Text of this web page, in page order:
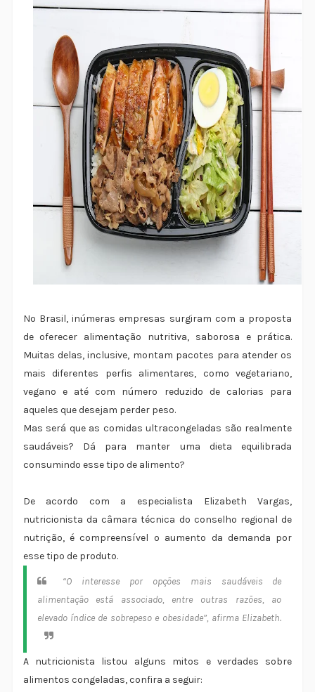
No Brasil, inúmeras empresas surgiram com a proposta
de oferecer alimentação nutritiva, saborosa e prática.
Muitas delas, inclusive, montam pacotes para atender os
mais diferentes perfis alimentares, como vegetariano,
vegano e até com número reduzido de calorias para
aqueles que desejam perder peso.
Mas será que as comidas ultracongeladas são realmente
saudáveis? Dá para manter uma dieta equilibrada
consumindo esse tipo de alimento?
De acordo com a especialista Elizabeth Vargas,
nutricionista da câmara técnica do conselho regional de
nutrição, é compreensível o aumento da demanda por
esse tipo de produto.
“O interesse por opções mais saudáveis de
alimentação está associado, entre outras razões, ao
elevado índice de sobrepeso e obesidade”, afirma Elizabeth.
A nutricionista listou alguns mitos e verdades sobre
alimentos congeladas, confira a seguir: